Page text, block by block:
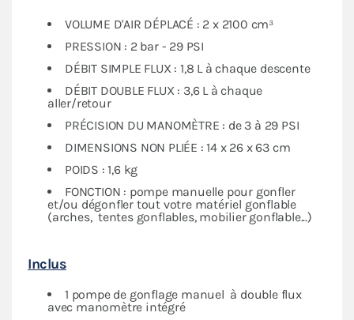
VOLUME D'AIR DÉPLACÉ : 2 x 2100 cm³
PRESSION : 2 bar - 29 PSI
DÉBIT SIMPLE FLUX : 1,8 L à chaque descente
DÉBIT DOUBLE FLUX : 3,6 L à chaque
aller/retour
PRÉCISION DU MANOMÈTRE : de 3 à 29 PSI
DIMENSIONS NON PLIÉE : 14 x 26 x 63 cm
POIDS : 1,6 kg
FONCTION : pompe manuelle pour gonfler
et/ou dégonfler tout votre matériel gonflable
(arches, tentes gonflables, mobilier gonflable...)
Inclus
1 pompe de gonflage manuel à double flux
avec manomètre intégré